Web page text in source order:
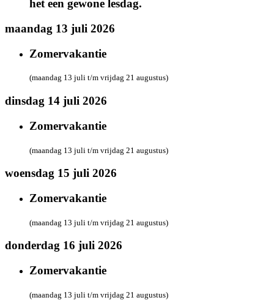
het een gewone lesdag.
maandag 13 juli 2026
Zomervakantie
(maandag 13 juli t/m vrijdag 21 augustus)
dinsdag 14 juli 2026
Zomervakantie
(maandag 13 juli t/m vrijdag 21 augustus)
woensdag 15 juli 2026
Zomervakantie
(maandag 13 juli t/m vrijdag 21 augustus)
donderdag 16 juli 2026
Zomervakantie
(maandag 13 juli t/m vrijdag 21 augustus)